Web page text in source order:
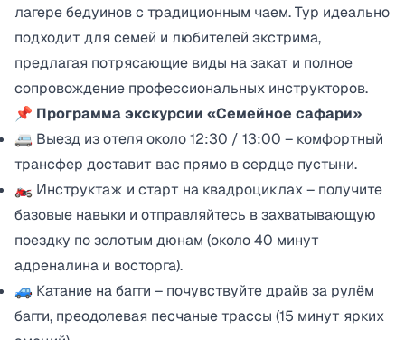
лагере бедуинов с традиционным чаем. Тур идеально
подходит для семей и любителей экстрима,
предлагая потрясающие виды на закат и полное
сопровождение профессиональных инструкторов.
📌 Программа экскурсии «Семейное сафари»
🚐 Выезд из отеля около 12:30 / 13:00 – комфортный
трансфер доставит вас прямо в сердце пустыни.
🏍️ Инструктаж и старт на квадроциклах – получите
базовые навыки и отправляйтесь в захватывающую
поездку по золотым дюнам (около 40 минут
адреналина и восторга).
🚙 Катание на багги – почувствуйте драйв за рулём
багги, преодолевая песчаные трассы (15 минут ярких